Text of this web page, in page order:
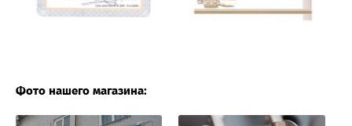
Фото нашего магазина: